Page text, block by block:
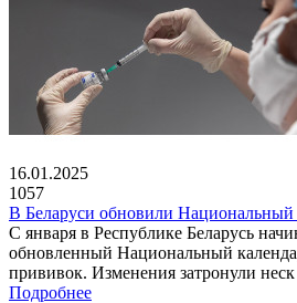
16.01.2025
1057
В Беларуси обновили Национальный
С января в Республике Беларусь
обновленный Национальный
прививок. Изменения затронули неск
Подробнее